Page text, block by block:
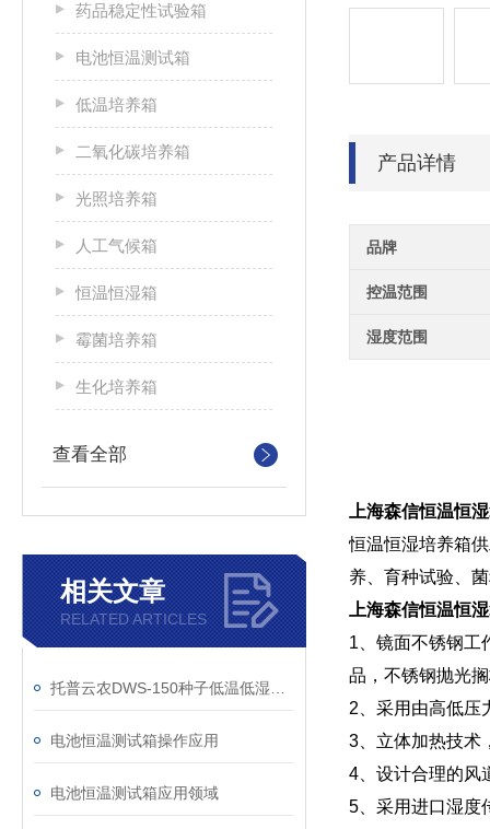
药品稳定性试验箱
电池恒温测试箱
低温培养箱
二氧化碳培养箱
光照培养箱
人工气候箱
恒温恒湿箱
霉菌培养箱
生化培养箱
查看全部
相关文章
RELATED ARTICLES
电池恒温测试箱操作应用
电池恒温测试箱应用领域
产品详情
品牌
控温范围
湿度范围
上海森信恒温恒
恒温恒湿培养箱
养、育种试验、
上海森信恒温恒
1、镜面不锈钢工
品，不锈钢抛光
2、采用由高低压
3、立体加热技术
4、设计合理的风
5、采用进口湿度